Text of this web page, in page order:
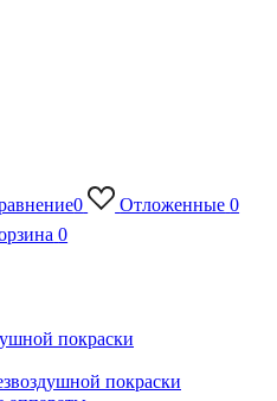
0 Отложенные 0
0
покраски
покраски